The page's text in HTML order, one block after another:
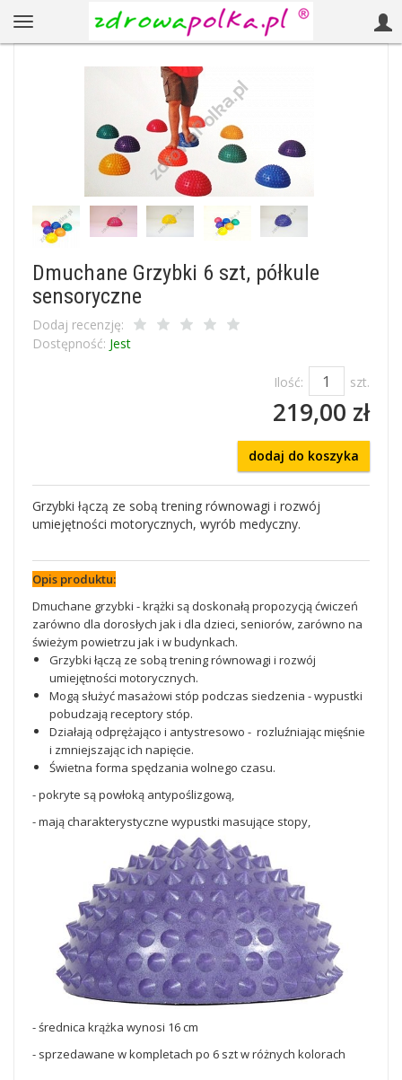
Dmuchane Grzybki 6 szt, półkule
sensoryczne
Dodaj recenzję:
Dostępność: Jest
Ilość: szt.
219,00 zł
dodaj do koszyka
Grzybki łączą ze sobą trening równowagi i rozwój
umiejętności motorycznych, wyrób medyczny.
Opis produktu:
Dmuchane grzybki - krążki są doskonałą propozycją ćwiczeń
zarówno dla dorosłych jak i dla dzieci, seniorów, zarówno na
świeżym powietrzu jak i w budynkach.
Grzybki łączą ze sobą trening równowagi i rozwój
umiejętności motorycznych.
Mogą służyć masażowi stóp podczas siedzenia - wypustki
pobudzają receptory stóp.
Działają odprężająco i antystresowo - rozluźniając mięśnie
i zmniejszając ich napięcie.
Świetna forma spędzania wolnego czasu.
- pokryte są powłoką antypoślizgową,
- mają charakterystyczne wypustki masujące stopy,
- średnica krążka wynosi 16 cm
- sprzedawane w kompletach po 6 szt w różnych kolorach